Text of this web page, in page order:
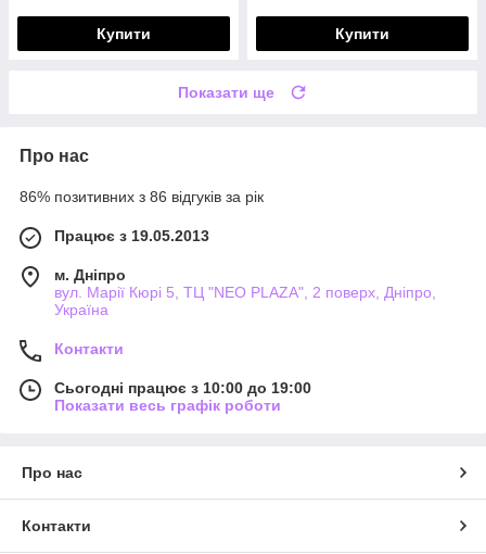
Купити Купити
Показати ще
Про нас
86% позитивних з 86 відгуків за рік
Працює з 19.05.2013
м. Дніпро
вул. Марії Кюрі 5, ТЦ "NEO PLAZA", 2 поверх, Дніпро,
Україна
Контакти
Сьогодні працює з 10:00 до 19:00
Показати весь графік роботи
Про нас
Контакти